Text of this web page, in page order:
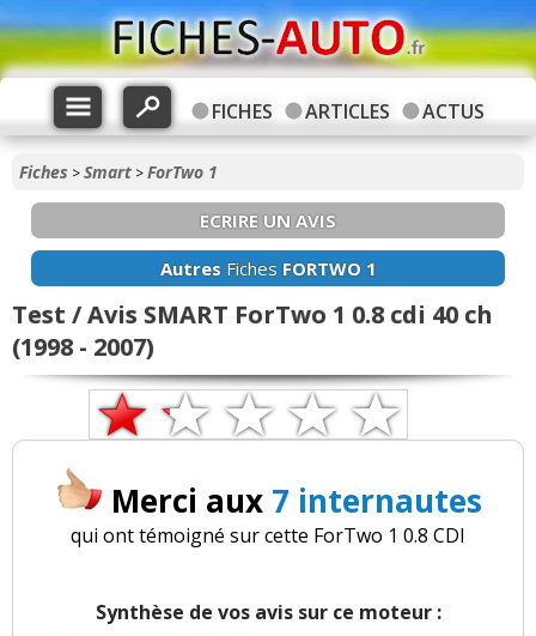
FICHES ARTICLES ACTUS
Fiches >Smart >ForTwo 1
ECRIRE UN AVIS
AutresFiches FORTWO 1
Test / Avis SMART ForTwo 1 0.8 cdi 40 ch
(1998 - 2007)
Merci aux 7 internautes
qui ont témoigné sur cette ForTwo 1 0.8 CDI
Synthèse de vos avis sur ce moteur :